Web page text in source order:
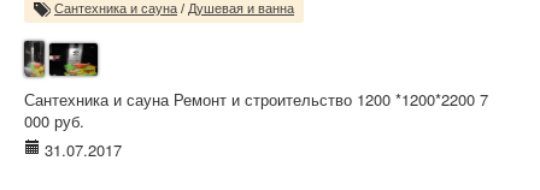
Сантехника и сауна / Душевая и ванна
Сантехника и сауна Ремонт и строительство 1200 *1200*2200 7
000 руб.
31.07.2017